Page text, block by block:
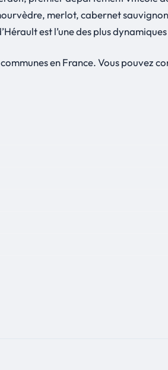
merlot, cabernet
est l’une des plus
en France. Vous pouvez